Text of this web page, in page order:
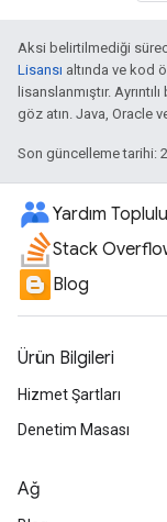
Aksi belirtilmediği
Lisansı altında ve kod
lisanslanmıştır.
göz atın. Java, Oracle
Son güncelleme tarihi:
Yardım
Stack
Blog
Ürün Bilgileri
Hizmet Şartları
Denetim Masası
Ağ